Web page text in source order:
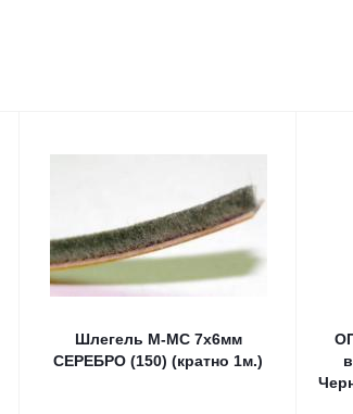
Шлегель М-МС 7х6мм
СЕРЕБРО (150) (кратно 1м.)